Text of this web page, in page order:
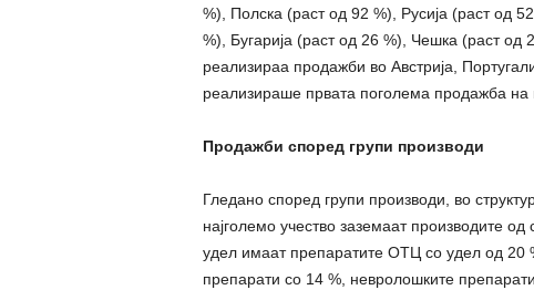
%), Полска (раст од 92 %), Русија (раст од
%), Бугарија (раст од 26 %), Чешка (раст од
реализираа продажби во Австрија,
реализираше првата поголема продажба на
Продажби според групи производи
Гледано според групи производи, во
најголемо учество заземаат производите
удел имаат препаратите ОТЦ со удел од 20
препарати со 14 %, невролошките